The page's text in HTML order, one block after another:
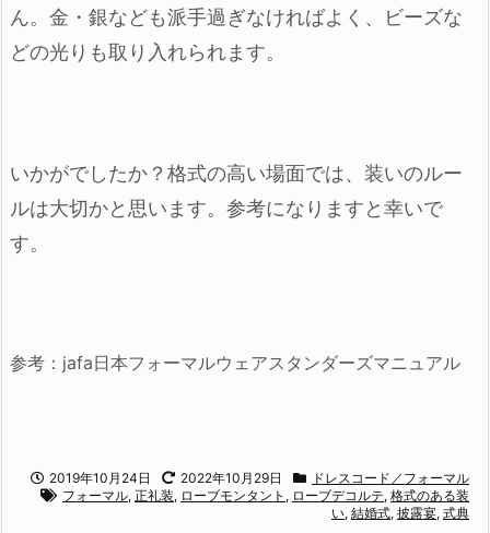
ん。 金・銀なども派手過ぎなければよく、
ビーズな
どの光りも取り入れられます。
いかがでしたか？格式の高い場面では、装いのルー
ルは大切かと思います。 参考になりますと幸いで
す。
参考：jafa日本フォーマルウェアスタンダーズマニュアル
2019年10月24日 2022年10月29日
ドレスコード／フォーマル
フォーマル, 正礼装, ローブモンタント , ローブデコルテ, 格式のある装
い, 結婚式, 披露宴, 式典